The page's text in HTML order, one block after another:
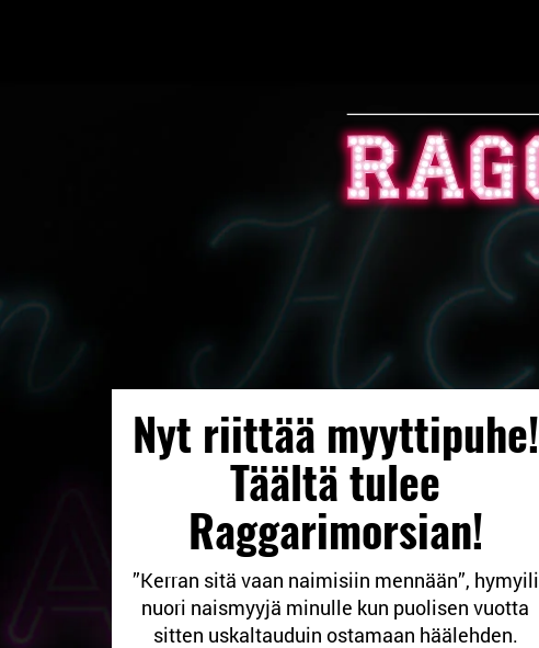
Nyt riittää myyttipuhe!
Täältä tulee
Raggarimorsian!
”Kerran sitä vaan naimisiin mennään”, hymyili
nuori naismyyjä minulle kun puolisen vuotta
sitten uskaltauduin ostamaan häälehden.